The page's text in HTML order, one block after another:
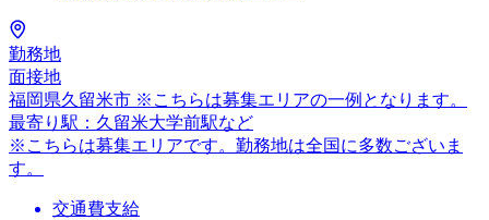
勤務地
面接地
福岡県久留米市 ※こちらは募集エリアの一例となります。
最寄り駅：久留米大学前駅など
※こちらは募集エリアです。勤務地は全国に多数ございま
す。
交通費支給